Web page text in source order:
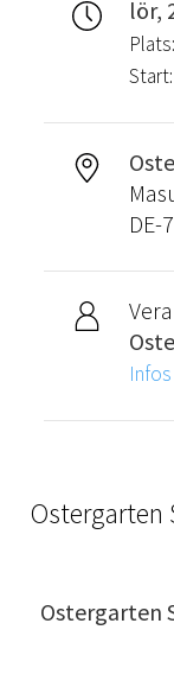
lör,
DE-
Ostergarten
Ostergarten